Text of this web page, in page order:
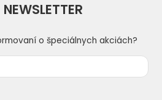
NEWSLETTER
o špeciálnych akciách?